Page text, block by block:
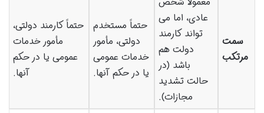
سمت
مرتکب
عادی، اما می
تواند کارمند
دولت هم
باشد (در
حالت تشدید
مجازات).
حتماً مستخدم
دولتی، مأمور
خدمات عمومی
یا در حکم آنها.
حتماً کارمند دولتی،
مأمور خدمات
عمومی یا در حکم
آنها.